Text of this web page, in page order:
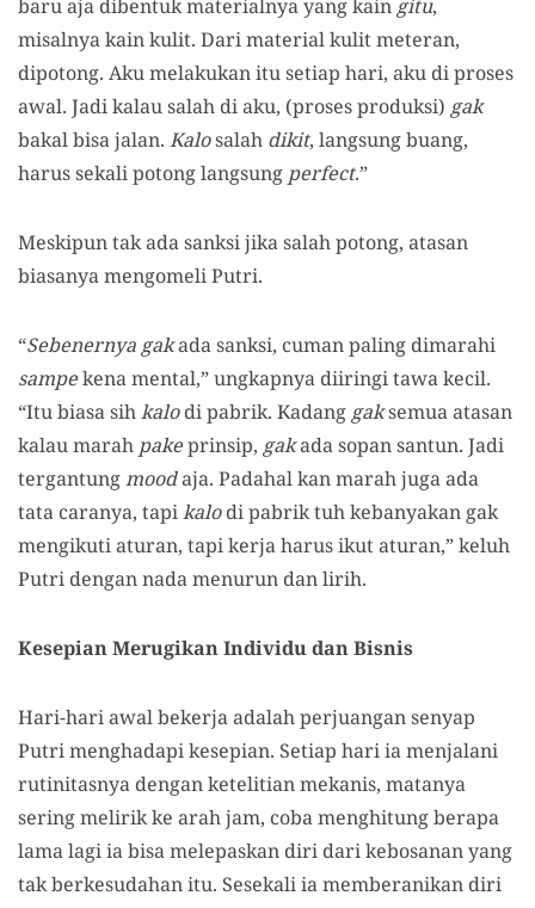
baru aja dibentuk materialnya yang kain gitu,
misalnya kain kulit. Dari material kulit meteran,
dipotong. Aku melakukan itu setiap hari, aku di proses
awal. Jadi kalau salah di aku, (proses produksi) gak
bakal bisa jalan. Kalosalah dikit, langsung buang,
harus sekali potong langsung perfect.”
Meskipun tak ada sanksi jika salah potong, atasan
biasanya mengomeli Putri.
“Sebenernya gakada sanksi, cuman paling dimarahi
sampekena mental,” ungkapnya diiringi tawa kecil.
“Itu biasa sihkalodi pabrik. Kadang gaksemua atasan
kalau marah pakeprinsip, gakada sopan santun. Jadi
tergantungmoodaja. Padahal kan marah juga ada
tata caranya, tapikalodi pabrik tuh kebanyakan gak
mengikuti aturan, tapi kerja harus ikut aturan,” keluh
Putri dengan nada menurun dan lirih.
Kesepian Merugikan Individu dan Bisnis
Hari-hari awal bekerja adalah perjuangan senyap
Putri menghadapi kesepian. Setiap hari ia menjalani
rutinitasnya dengan ketelitian mekanis, matanya
sering melirik ke arah jam, coba menghitung berapa
lama lagi ia bisa melepaskan diri dari kebosanan yang
tak berkesudahan itu. Sesekali ia memberanikan diri